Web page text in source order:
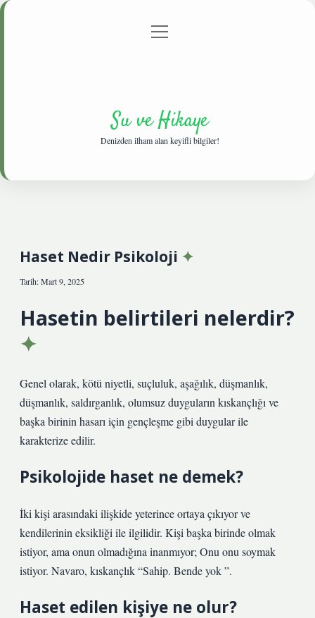
Gizlilik Politikası
menüyü
Su ve Hikaye
Denizden ilham alan keyifli bilgiler!
Haset Nedir Psikoloji
Tarih: Mart 9, 2025
Hasetin belirtileri nelerdir?
Genel olarak, kötü niyetli, suçluluk, aşağılık, düşmanlık,
düşmanlık, saldırganlık, olumsuz duyguların kıskançlığı ve
başka birinin hasarı için gençleşme gibi duygular ile
karakterize edilir.
Psikolojide haset ne demek?
İki kişi arasındaki ilişkide yeterince ortaya çıkıyor ve
kendilerinin eksikliği ile ilgilidir. Kişi başka birinde olmak
istiyor, ama onun olmadığına inanmıyor; Onu onu soymak
istiyor. Navaro, kıskançlık “Sahip. Bende yok ”.
Haset edilen kişiye ne olur?